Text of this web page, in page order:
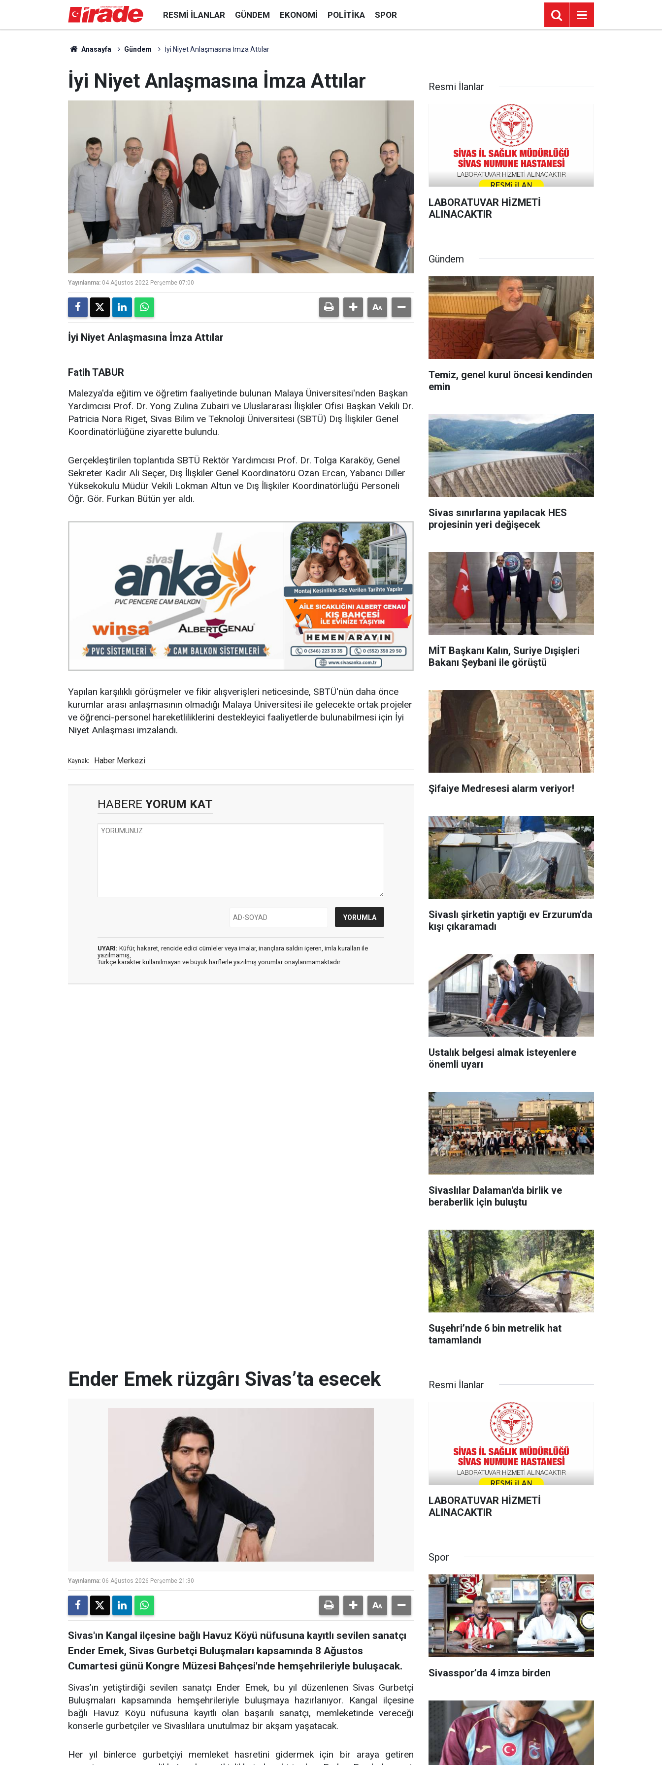
RESMI İLANLAR GÜNDEM EKONOMI POLITIKA SPOR
Anasayfa Gündem İyi Niyet Anlaşmasına İmza Attılar
İyi Niyet Anlaşmasına İmza Attılar
Yayınlanma: 04 Ağustos 2022 Perşembe 07:00
İyi Niyet Anlaşmasına İmza Attılar
Fatih TABUR
Malezya'da eğitim ve öğretim faaliyetinde bulunan Malaya Üniversitesi'nden Başkan
Yardımcısı Prof. Dr. Yong Zulina Zubairi ve Uluslararası İlişkiler Ofisi Başkan Vekili Dr.
Patricia Nora Riget, Sivas Bilim ve Teknoloji Üniversitesi (SBTÜ) Dış İlişkiler Genel
Koordinatörlüğüne ziyarette bulundu.
Gerçekleştirilen toplantıda SBTÜ Rektör Yardımcısı Prof. Dr. Tolga Karaköy, Genel
Sekreter Kadir Ali Seçer, Dış İlişkiler Genel Koordinatörü Ozan Ercan, Yabancı Diller
Yüksekokulu Müdür Vekili Lokman Altun ve Dış İlişkiler Koordinatörlüğü Personeli
Öğr. Gör. Furkan Bütün yer aldı.
Yapılan karşılıklı görüşmeler ve fikir alışverişleri neticesinde, SBTÜ'nün daha önce
kurumlar arası anlaşmasının olmadığı Malaya Üniversitesi ile gelecekte ortak projeler
ve öğrenci-personel hareketliliklerini destekleyici faaliyetlerde bulunabilmesi için İyi
Niyet Anlaşması imzalandı.
Kaynak: Haber Merkezi
HABERE YORUM KAT
UYARI: Küfür, hakaret, rencide edici cümleler veya imalar, inançlara saldırı içeren, imla kuralları ile
yazılmamış,
Türkçe karakter kullanılmayan ve büyük harflerle yazılmış yorumlar onaylanmamaktadır.
Resmi İlanlar
LABORATUVAR HİZMETİ
ALINACAKTIR
Gündem
Temiz, genel kurul öncesi kendinden
emin
Sivas sınırlarına yapılacak HES
projesinin yeri değişecek
MİT Başkanı Kalın, Suriye Dışişleri
Bakanı Şeybani ile görüştü
Şifaiye Medresesi alarm veriyor!
Sivaslı şirketin yaptığı ev Erzurum'da
kışı çıkaramadı
Ustalık belgesi almak isteyenlere
önemli uyarı
Sivaslılar Dalaman'da birlik ve
beraberlik için buluştu
Suşehri’nde 6 bin metrelik hat
tamamlandı
Ender Emek rüzgârı Sivas’ta esecek
Yayınlanma: 06 Ağustos 2026 Perşembe 21:30
Sivas'ın Kangal ilçesine bağlı Havuz Köyü nüfusuna kayıtlı sevilen sanatçı
Ender Emek, Sivas Gurbetçi Buluşmaları kapsamında 8 Ağustos
Cumartesi günü Kongre Müzesi Bahçesi'nde hemşehrileriyle buluşacak.
Sivas’ın yetiştirdiği sevilen sanatçı Ender Emek, bu yıl düzenlenen Sivas Gurbetçi
Buluşmaları kapsamında hemşehrileriyle buluşmaya hazırlanıyor. Kangal ilçesine
bağlı Havuz Köyü nüfusuna kayıtlı olan başarılı sanatçı, memleketinde vereceği
konserle gurbetçiler ve Sivaslılara unutulmaz bir akşam yaşatacak.
Her yıl binlerce gurbetçiyi memleket hasretini gidermek için bir araya getiren
Resmi İlanlar
LABORATUVAR HİZMETİ
ALINACAKTIR
Spor
Sivasspor’da 4 imza birden